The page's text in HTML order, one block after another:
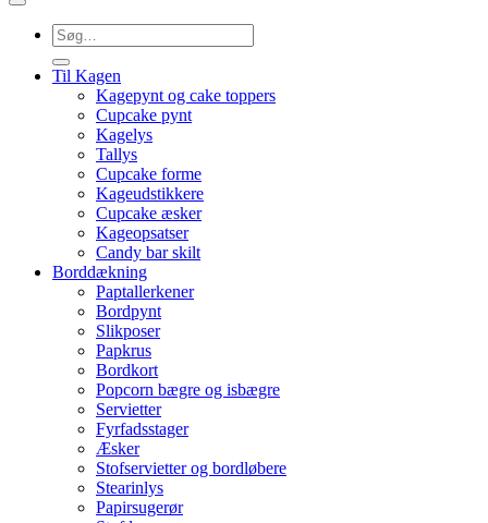
Søg
efter:
Til Kagen
Kagepynt og cake toppers
Cupcake pynt
Kagelys
Tallys
Cupcake forme
Kageudstikkere
Cupcake æsker
Kageopsatser
Candy bar skilt
Borddækning
Paptallerkener
Bordpynt
Slikposer
Papkrus
Bordkort
Popcorn bægre og isbægre
Servietter
Fyrfadsstager
Æsker
Stofservietter og bordløbere
Stearinlys
Papirsugerør